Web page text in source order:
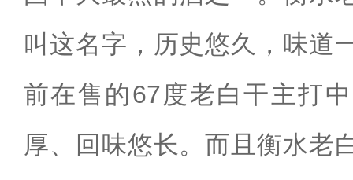
叫这名字，历史悠久，味道
前在售的67度老白干主打
厚、回味悠长。而且衡水老